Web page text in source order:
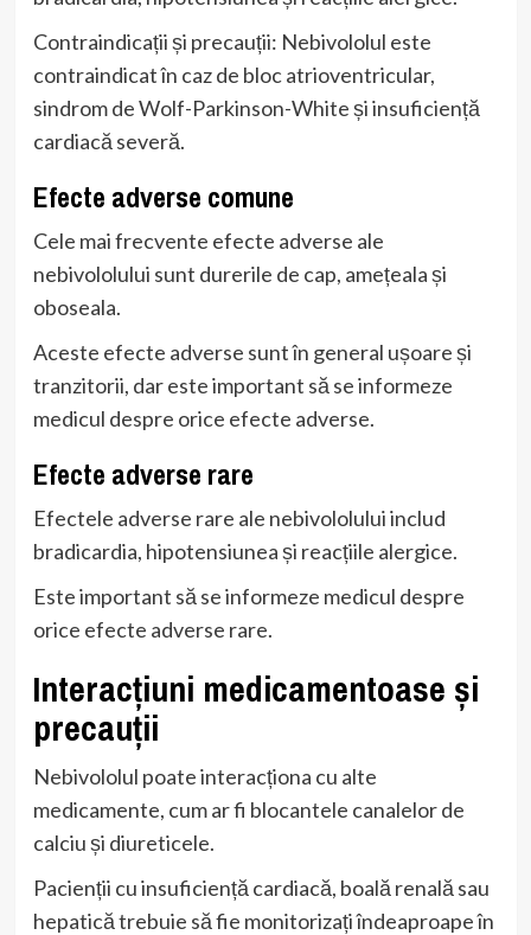
Contraindicații și precauții: Nebivololul este
contraindicat în caz de bloc atrioventricular,
sindrom de Wolf-Parkinson-White și insuficiență
cardiacă severă.
Efecte adverse comune
Cele mai frecvente efecte adverse ale
nebivololului sunt durerile de cap, amețeala și
oboseala.
Aceste efecte adverse sunt în general ușoare și
tranzitorii, dar este important să se informeze
medicul despre orice efecte adverse.
Efecte adverse rare
Efectele adverse rare ale nebivololului includ
bradicardia, hipotensiunea și reacțiile alergice.
Este important să se informeze medicul despre
orice efecte adverse rare.
Interacțiuni medicamentoase și
precauții
Nebivololul poate interacționa cu alte
medicamente, cum ar fi blocantele canalelor de
calciu și diureticele.
Pacienții cu insuficiență cardiacă, boală renală sau
hepatică trebuie să fie monitorizați îndeaproape în